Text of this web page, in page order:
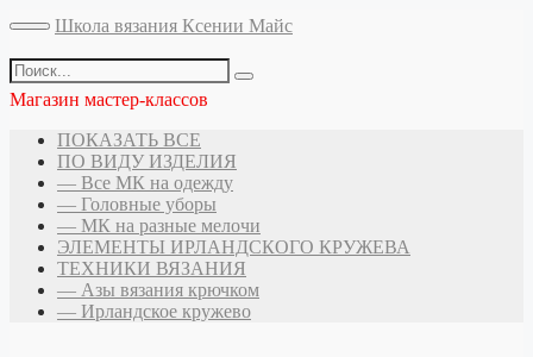
Школа вязания Ксении Майс
Магазин мастер-классов
ПОКАЗАТЬ ВСЕ
ПО ВИДУ ИЗДЕЛИЯ
— Все МК на одежду
— Головные уборы
— МК на разные мелочи
ЭЛЕМЕНТЫ ИРЛАНДСКОГО КРУЖЕВА
ТЕХНИКИ ВЯЗАНИЯ
— Азы вязания крючком
— Ирландское кружево